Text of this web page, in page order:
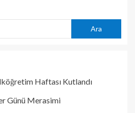
Ara
Haftası Kutlandı
Günü Merasimi